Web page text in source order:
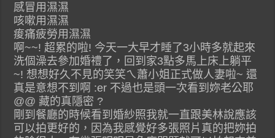
感冒用濕濕
咳嗽用濕濕
痠痛疲勞用濕濕
啊~~! 超累的啦! 今天一大早才睡了3小時多就起來
洗個澡去參加婚禮了，回到家3點多馬上床上躺平
~! 想想好久不見的笑笑ㄟ蕭小姐正式做人妻啦~ 還
真是意想不到啊 :er 不過也是頭一次看到妳老公耶
@@ 藏的真隱密 ?
剛到餐廳的時候看到婚紗照我就一直跟美林說應該
可以拍更好的，因為我感覺好多張照片真的把妳拍